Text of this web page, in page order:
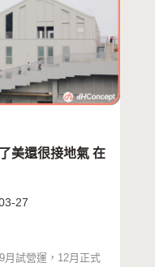
美還很接地氣 在
27
月試營運，12月正式